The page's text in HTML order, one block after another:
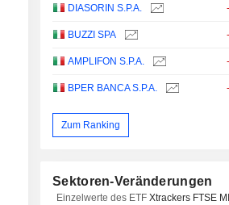
DIASORIN S.P.A.
BUZZI SPA
AMPLIFON S.P.A.
BPER BANCA S.P.A.
Zum Ranking
Sektoren-Veränderungen
Einzelwerte des ETFXtrackers FTSE